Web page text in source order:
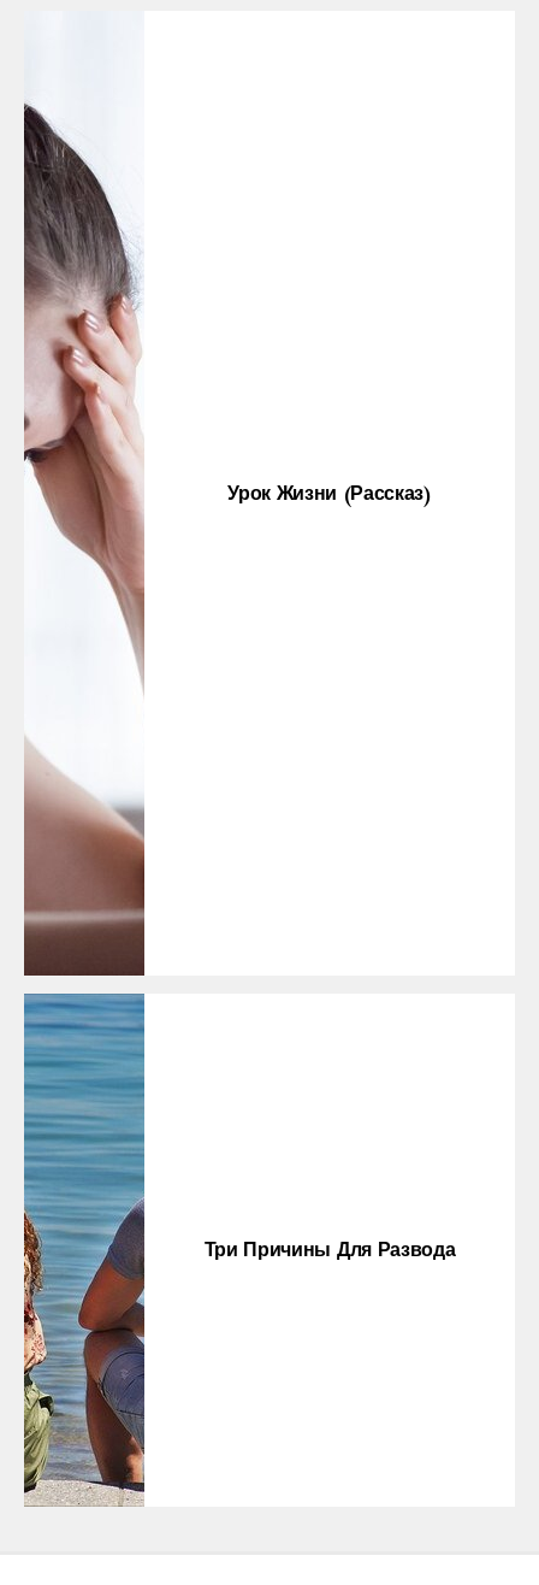
Урок Жизни (рассказ)
Три Причины Для Развода